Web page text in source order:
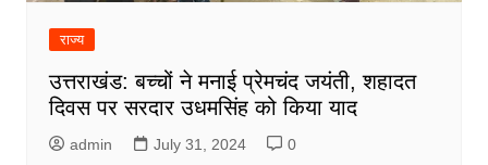
राज्य
उत्तराखंड: बच्चों ने मनाई प्रेमचंद जयंती, शहादत
दिवस पर सरदार उधमसिंह को किया याद
admin July 31, 2024 0